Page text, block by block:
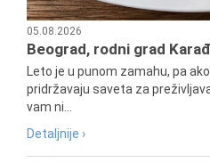
05.08.2026
Beograd, rodni grad
Leto je u punom zamahu, pa
pridržavaju saveta za
vam ni...
Detaljnije ›